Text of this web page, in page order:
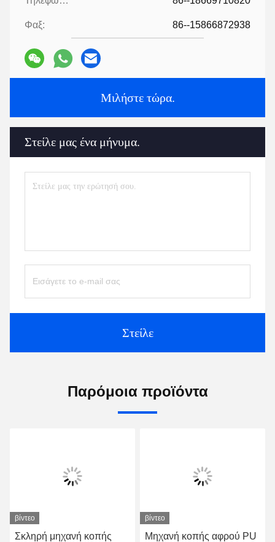
Φαξ: 86--15866872938
Μιλήστε τώρα.
Στείλε μας ένα μήνυμα.
Στείλε
Παρόμοια προϊόντα
βίντεο
Σκληρή μηχανή κοπής
βίντεο
Μηχανή κοπής αφρού PU